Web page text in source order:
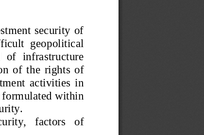
security of
geopolitical
of   infrastructure
of the rights of
activities in
formulated within
factors   of